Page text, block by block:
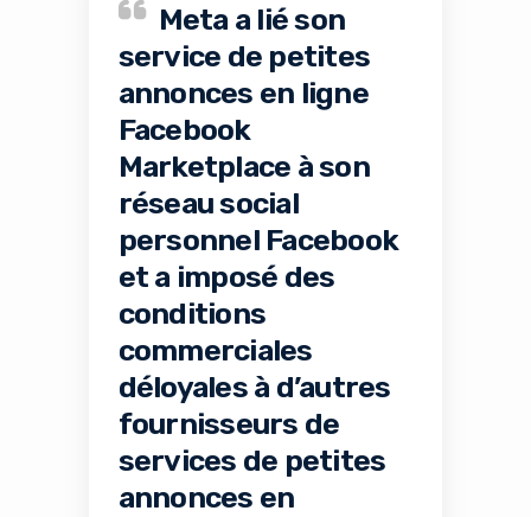
Meta a lié son
service de petites
annonces en ligne
Facebook
Marketplace à son
réseau social
personnel Facebook
et a imposé des
conditions
commerciales
déloyales à d’autres
fournisseurs de
services de petites
annonces en